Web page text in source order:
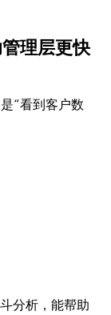
理层更快
“看到客户数
分析，能帮助